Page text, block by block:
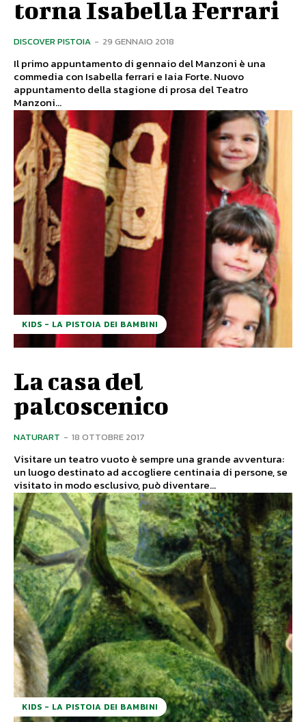
torna Isabella Ferrari
DISCOVER PISTOIA - 29 GENNAIO 2018
Il primo appuntamento di gennaio del Manzoni è una
commedia con Isabella ferrari e Iaia Forte. Nuovo
appuntamento della stagione di prosa del Teatro
Manzoni...
KIDS - LA PISTOIA DEI BAMBINI
La casa del
palcoscenico
NATURART - 18 OTTOBRE 2017
Visitare un teatro vuoto è sempre una grande avventura:
un luogo destinato ad accogliere centinaia di persone, se
visitato in modo esclusivo, può diventare...
KIDS - LA PISTOIA DEI BAMBINI